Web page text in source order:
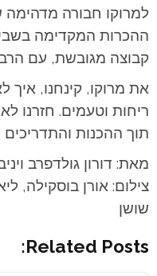
למרוקו חבורה
ההכרות המקדימה
קבוצה מגובשת, עם
את מרוקו, קינחנו,
ריחות וטעמים. חזרנו
תוך ההכנות
מאת: דורון גולדפרב
צילום: אורן בוסקילה,
שושן
Related Posts: